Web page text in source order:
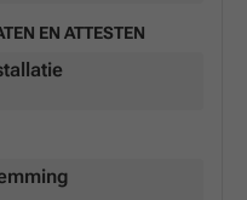
EN ATTESTEN